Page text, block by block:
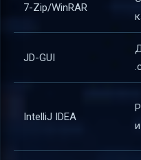
7-Zip/WinRAR
JD-GUI
IntelliJ IDEA